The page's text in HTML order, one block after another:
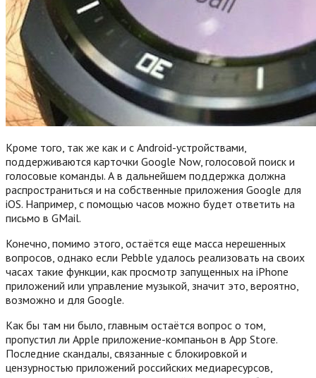
Кроме того, так же как и с Android-устройствами,
поддерживаются карточки Google Now, голосовой поиск и
голосовые команды. А в дальнейшем поддержка должна
распространиться и на собственные приложения Google для
iOS. Например, с помощью часов можно будет ответить на
письмо в GMail.
Конечно, помимо этого, остаётся еще масса нерешенных
вопросов, однако если Pebble удалось реализовать на своих
часах такие функции, как просмотр запущенных на iPhone
приложений или управление музыкой, значит это, вероятно,
возможно и для Google.
Как бы там ни было, главным остаётся вопрос о том,
пропустил ли Apple приложение-компаньон в App Store.
Последние скандалы, связанные с блокировкой и
цензурностью приложений российских медиаресурсов,